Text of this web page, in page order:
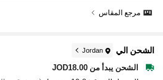
مرجع المقاس
الشحن الي Jordan
الشحن يبدأ من JOD18.00